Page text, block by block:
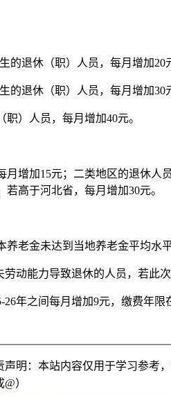
的退休（职）人员，每月增加20
的退休（职）人员，每月增加30
职）人员，每月增加40元。
月增加15元；二类地区的退休
高于河北省，每月增加30元。
老金未达到当地养老金平均水
劳动能力导致退休的人员，若此
26年之间每月增加9元，缴费年限
声明：本站内容仅用于学习参考
）